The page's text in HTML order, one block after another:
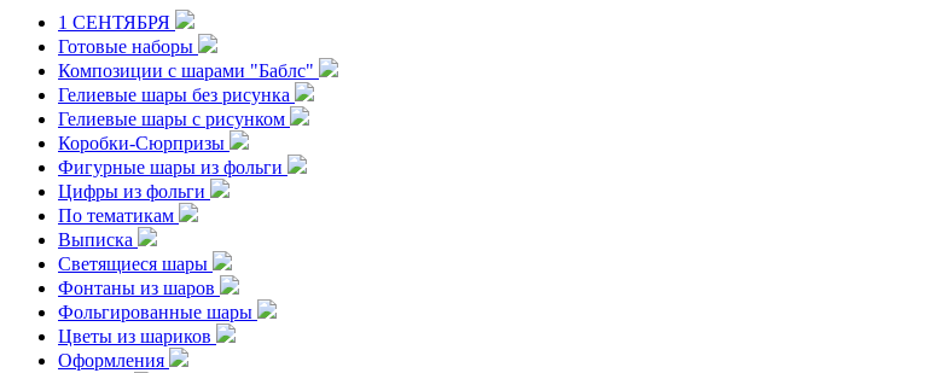
1 СЕНТЯБРЯ
Готовые наборы
Композиции с шарами "Баблс"
Гелиевые шары без рисунка
Гелиевые шары с рисунком
Коробки-Сюрпризы
Фигурные шары из фольги
Цифры из фольги
По тематикам
Выписка
Светящиеся шары
Фонтаны из шаров
Фольгированные шары
Цветы из шариков
Оформления